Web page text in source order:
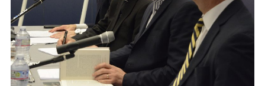
morire